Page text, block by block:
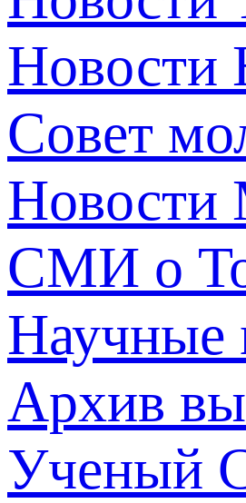
Совет
СМИ о
Научные
Архив
Ученый